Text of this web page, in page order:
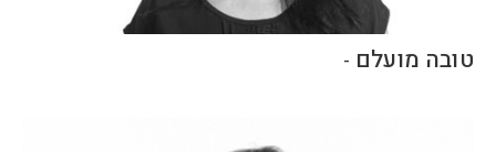
טובה מועלם -